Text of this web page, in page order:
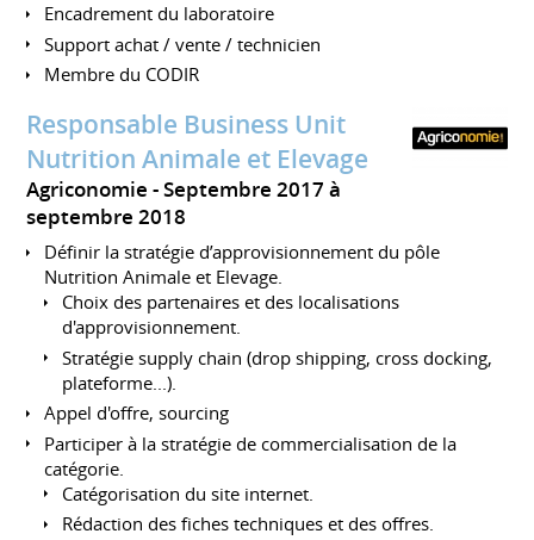
Encadrement du laboratoire
Support achat / vente / technicien
Membre du CODIR
Responsable Business Unit
Nutrition Animale et Elevage
Agriconomie
Septembre 2017 à
septembre 2018
Définir la stratégie d’approvisionnement du pôle
Nutrition Animale et Elevage.
Choix des partenaires et des localisations
d'approvisionnement.
Stratégie supply chain (drop shipping, cross docking,
plateforme...).
Appel d'offre, sourcing
Participer à la stratégie de commercialisation de la
catégorie.
Catégorisation du site internet.
Rédaction des fiches techniques et des offres.